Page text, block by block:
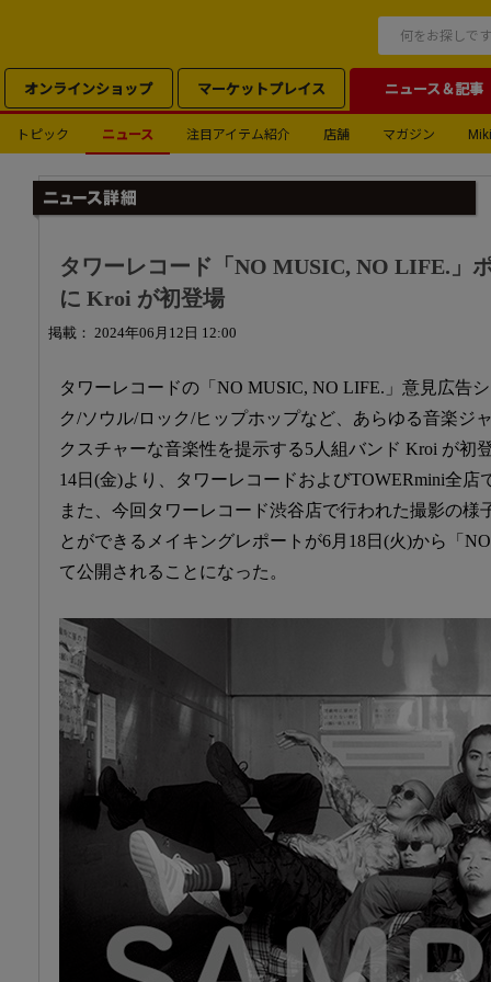
オンラインショップ マーケットプレイス ニュース＆記事
トピック ニュース 注目アイテム紹介 店舗 マガジン
タワーレコード「NO MUSIC, NO LIFE.」
に Kroi が初登場
掲載： 2024年06月12日 12:00
タワーレコードの「NO MUSIC, NO LIFE.」意見広告
ク/ソウル/ロック/ヒップホップなど、あらゆる音楽ジ
クスチャーな音楽性を提示する5人組バンド Kroi が初
14日(金)より、タワーレコードおよびTOWERmini全店
また、今回タワーレコード渋谷店で行われた撮影の様
とができるメイキングレポートが6月18日(火)から「
て公開されることになった。